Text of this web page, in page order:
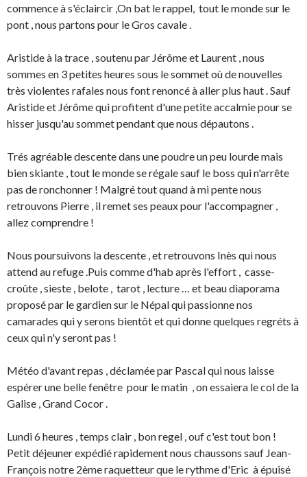
commence à s'éclaircir ,On bat le rappel, tout le monde sur le
pont , nous partons pour le Gros cavale .
Aristide à la trace , soutenu par Jérôme et Laurent , nous
sommes en 3 petites heures sous le sommet où de nouvelles
très violentes rafales nous font renoncé à aller plus haut . Sauf
Aristide et Jérôme qui profitent d'une petite accalmie pour se
hisser jusqu'au sommet pendant que nous dépautons .
Trés agréable descente dans une poudre un peu lourde mais
bien skiante , tout le monde se régale sauf le boss qui n'arrête
pas de ronchonner ! Malgré tout quand à mi pente nous
retrouvons Pierre , il remet ses peaux pour l'accompagner ,
allez comprendre !
Nous poursuivons la descente , et retrouvons Inès qui nous
attend au refuge .Puis comme d'hab après l'effort , casse-
croûte , sieste , belote , tarot , lecture … et beau diaporama
proposé par le gardien sur le Népal qui passionne nos
camarades qui y serons bientôt et qui donne quelques regréts à
ceux qui n'y seront pas !
Météo d'avant repas , déclamée par Pascal qui nous laisse
espérer une belle fenêtre pour le matin , on essaiera le col de la
Galise , Grand Cocor .
Lundi 6 heures , temps clair , bon regel , ouf c'est tout bon !
Petit déjeuner expédié rapidement nous chaussons sauf Jean-
François notre 2ème raquetteur que le rythme d'Eric à épuisé